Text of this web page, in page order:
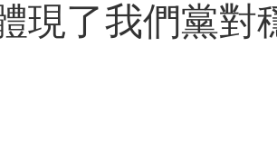
現了我們黨對